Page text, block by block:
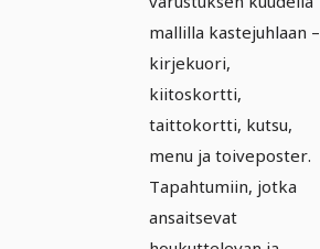
mallilla kastejuhlaan –
kirjekuori,
kiitoskortti,
taittokortti, kutsu,
menu ja toiveposter.
Tapahtumiin, jotka
ansaitsevat